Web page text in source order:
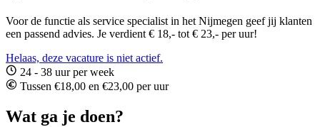
Voor de functie als service specialist in het Nijmegen geef jij klanten
een passend advies. Je verdient € 18,- tot € 23,- per uur!
Helaas, deze vacature is niet actief.
24 - 38 uur per week
Tussen €18,00 en €23,00 per uur
Wat ga je doen?